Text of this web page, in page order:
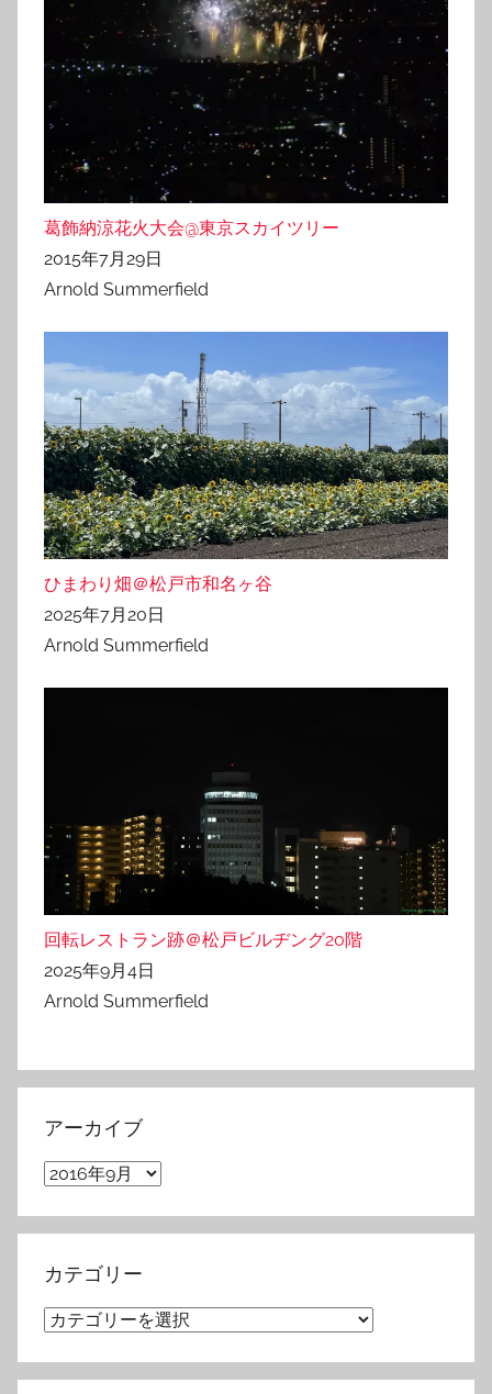
葛飾納涼花火大会@東京スカイツリー
2015年7月29日
Arnold Summerfield
ひまわり畑＠松戸市和名ヶ谷
2025年7月20日
Arnold Summerfield
回転レストラン跡＠松戸ビルヂング20階
2025年9月4日
Arnold Summerfield
アーカイブ
ア
カ
イ
カテゴリー
カ
ゴ